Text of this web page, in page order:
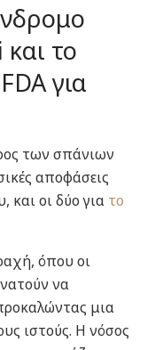
το
για
των σπάνιων
αποφάσεις
και οι δύο για το
όπου οι
να
μια
ιστούς. Η νόσος